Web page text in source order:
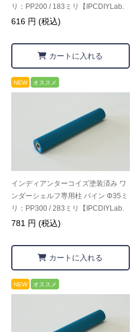
リ：PP200 / 183ミリ【IPCDIYLab.
オリジナル】
616 円 (税込)
カートに入れる
NEW オススメ
インディアンターコイズ塗装済み ワ
ンダーシェルフ専用柱 パイン Φ35ミ
リ：PP300 / 283ミリ【IPCDIYLab.
オリジナル】
781 円 (税込)
カートに入れる
NEW オススメ